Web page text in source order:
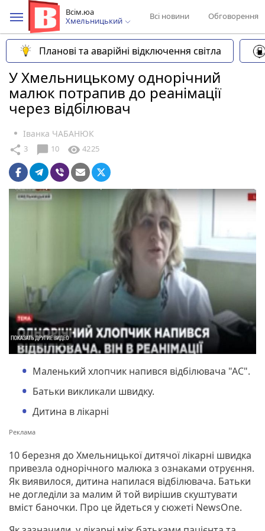
Всім.юа
Хмельницький
Всі новини Обговорення
Планові та аварійні відключення світла
У Хмельницькому однорічний
малюк потрапив до реанімації
через відбілювач
Іванка ЧАБАНЮК
share 3 chat_bubble 10 visibility 4225
Маленький хлопчик напився відбілювача "АС".
Батьки викликали швидку.
Дитина в лікарні
10 березня до Хмельницької дитячої лікарні швидка
привезла однорічного малюка з ознаками отруєння.
Як виявилося, дитина напилася відбілювача. Батьки
не догледіли за малим й той вирішив скуштувати
вміст баночки. Про це йдеться у сюжеті NewsOne.